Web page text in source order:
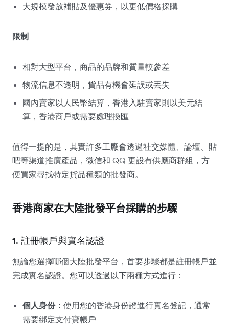
大規模發放補貼及優惠券，以更低價格採購
限制
相對大型平台，商品的品牌和質量較參差
物流信息不透明，貨品有機會延誤或丟失
國內賣家以人民幣結算，香港入駐賣家則以美元結
算，香港商戶或需要處理換匯
值得一提的是，其實許多工廠會透過社交媒體、論壇、貼
吧等渠道推廣產品，微信和 QQ 更設有供應商群組，方
便買家尋找特定貨品種類的批發商。
香港商家在大陸批發平台採購的步驟
1. 註冊帳戶與實名認證
無論您選擇哪個大陸批發平台，首要步驟都是註冊帳戶並
完成實名認證。您可以透過以下兩種方式進行：
個人身份： 使用您的香港身份證進行實名登記，通常
需要綁定支付寶帳戶